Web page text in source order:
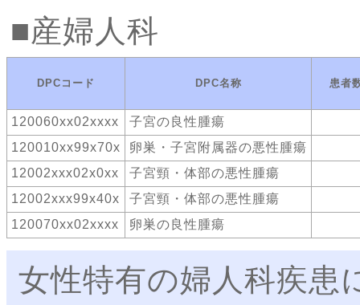
産婦人科
DPCコード DPC名称 患者
120060xx02xxxx
子宮の良性腫瘍
120010xx99x70x
卵巣・子宮附属器の悪性腫瘍
12002xxx02x0xx
子宮頸・体部の悪性腫瘍
12002xxx99x40x
子宮頸・体部の悪性腫瘍
120070xx02xxxx
卵巣の良性腫瘍
女性特有の婦人科疾患